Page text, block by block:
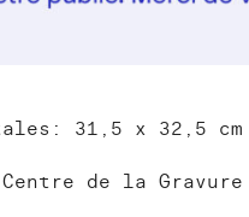
31,5 x 32,5 cm
de la Gravure